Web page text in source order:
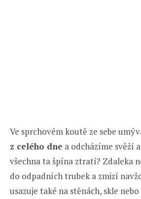
Ve sprchovém koutě ze sebe
z celého dne a odcházíme svěží
všechna ta špína ztratí? Zdaleka
do odpadních trubek a zmizí
usazuje také na stěnách, skle